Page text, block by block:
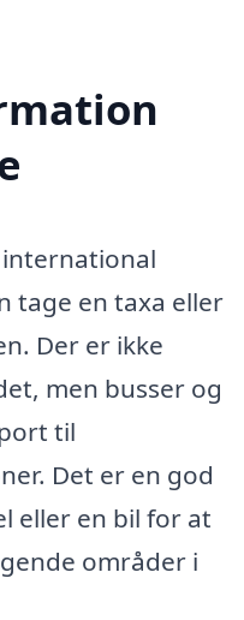
tage en taxa eller
Der er ikke
men busser og
til
Det er en god
eller en bil for at
områder i